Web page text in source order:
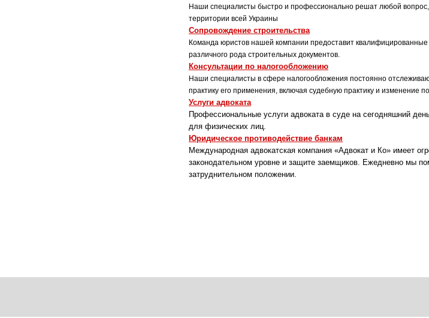
Наши специалисты быстро и профессионально решат любой
территории всей Украины
Сопровождение строительства
Команда юристов нашей компании предоставит
различного рода строительных документов.
Консультации по налогообложению
Наши специалисты в сфере налогообложения постоянно
практику его применения, включая судебную практику и изменение
Услуги адвоката
Профессиональные услуги адвоката в суде на сегодняшний
для физических лиц.
Юридическое противодействие банкам
Международная адвокатская компания «Адвокат и Ко» имеет
законодательном уровне и защите заемщиков. Ежедневно мы
затруднительном положении.